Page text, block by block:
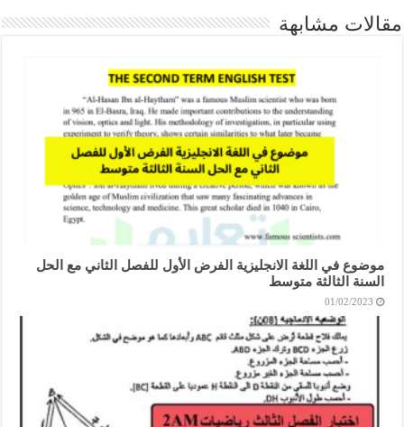
مقالات مشابهة
موضوع في اللغة الانجليزية الفرض الأول للفصل الثاني مع الحل
السنة الثالثة متوسط
01/02/2023